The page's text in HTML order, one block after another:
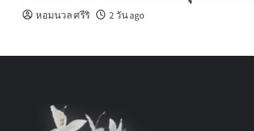
หอมนวล ศรีริ 2 วัน ago